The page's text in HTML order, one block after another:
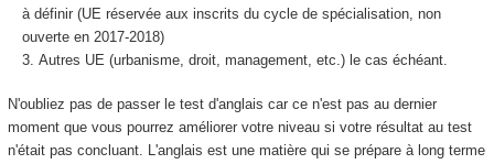
à définir (UE réservée aux inscrits du cycle de spécialisation, non
ouverte en 2017-2018)
Autres UE (urbanisme, droit, management, etc.) le cas échéant.
N'oubliez pas de passer le test d'anglais car ce n'est pas au dernier
moment que vous pourrez améliorer votre niveau si votre résultat au test
n'était pas concluant. L'anglais est une matière qui se prépare à long terme